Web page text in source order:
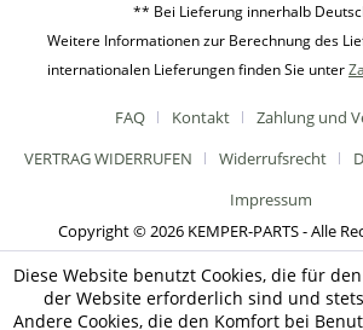
** Bei Lieferung innerhalb
Weitere Informationen zur Berechnung des
internationalen Lieferungen finden Sie unter
FAQ Kontakt
Zahlung und
VERTRAG WIDERRUFEN
Widerrufsrecht
Impressum
Copyright © 2026 KEMPER-PARTS - Alle
Diese Website benutzt Cookies, die für
der Website erforderlich sind und
Andere Cookies, die den Komfort bei